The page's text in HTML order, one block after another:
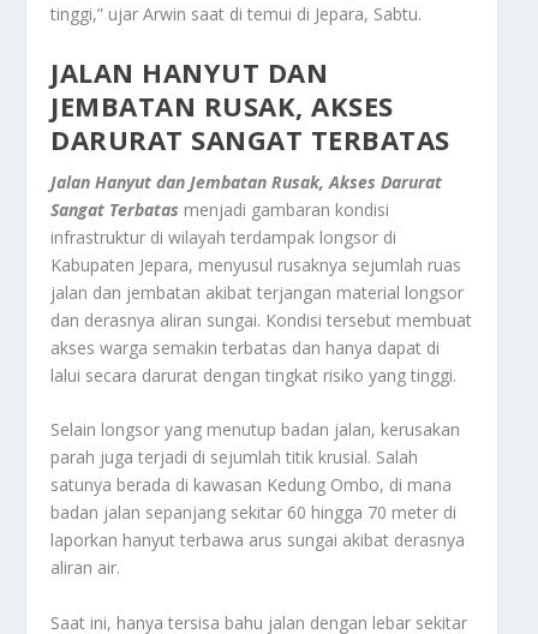
tinggi,” ujar Arwin saat di temui di Jepara, Sabtu.
JALAN HANYUT DAN
JEMBATAN RUSAK, AKSES
DARURAT SANGAT TERBATAS
Jalan Hanyut dan Jembatan Rusak, Akses Darurat
Sangat Terbatas menjadi gambaran kondisi
infrastruktur di wilayah terdampak longsor di
Kabupaten Jepara, menyusul rusaknya sejumlah ruas
jalan dan jembatan akibat terjangan material longsor
dan derasnya aliran sungai. Kondisi tersebut membuat
akses warga semakin terbatas dan hanya dapat di
lalui secara darurat dengan tingkat risiko yang tinggi.
Selain longsor yang menutup badan jalan, kerusakan
parah juga terjadi di sejumlah titik krusial. Salah
satunya berada di kawasan Kedung Ombo, di mana
badan jalan sepanjang sekitar 60 hingga 70 meter di
laporkan hanyut terbawa arus sungai akibat derasnya
aliran air.
Saat ini, hanya tersisa bahu jalan dengan lebar sekitar